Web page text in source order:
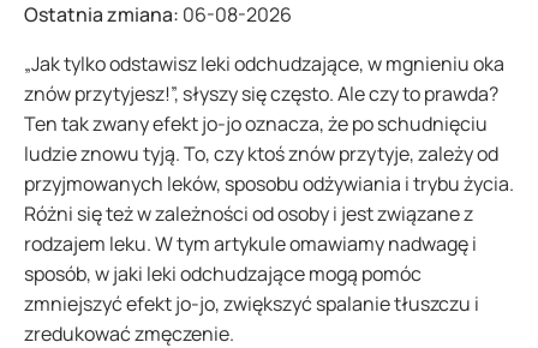
Ostatnia zmiana: 06-08-2026
„Jak tylko odstawisz leki odchudzające, w mgnieniu oka
znów przytyjesz!”, słyszy się często. Ale czy to prawda?
Ten tak zwany efekt jo-jo oznacza, że ​​po schudnięciu
ludzie znowu tyją. To, czy ktoś znów przytyje, zależy od
przyjmowanych leków, sposobu odżywiania i trybu życia.
Różni się też w zależności od osoby i jest związane z
rodzajem leku. W tym artykule omawiamy nadwagę i
sposób, w jaki leki odchudzające mogą pomóc
zmniejszyć efekt jo-jo, zwiększyć spalanie tłuszczu i
zredukować zmęczenie.